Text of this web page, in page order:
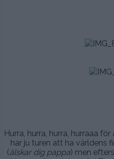
Hurra, hurra, hurra, hurraaa
har ju turen att ha världens
(älskar dig pappa) men